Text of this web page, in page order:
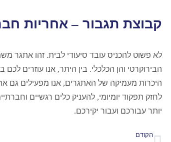
קבוצת תגבור – אחריות
לא פשוט להכניס עובד סיעודי לבית. זהו אתגר
הבירוקרטי והן הכלכלי. בין היתר, אנו עוזרים לכם
היכרות מעמיקה של האתגרים, אנו מפעילים גם
לחזק תפקוד יומיומי, להעניק כלים רגשיים
יותר עבורכם ועבור יקירכם.
הקודם